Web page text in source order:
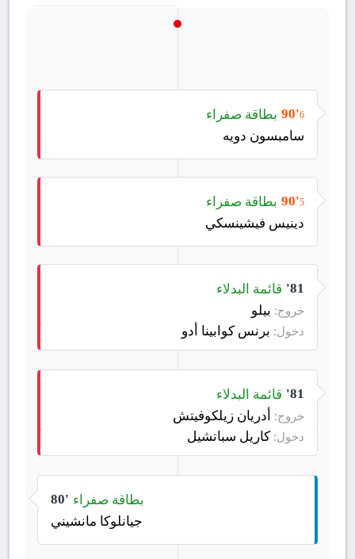
90'6
بطاقة صفراء
سامبسون دويه
90'5
بطاقة صفراء
دينيس فيشينسكي
81' قائمة البدلاء
خروج: بيلو
دخول: برنس كوابينا أدو
81' قائمة البدلاء
خروج: أدريان زيلكوفيتش
دخول: كاريل سباتشيل
80' بطاقة صفراء
جيانلوكا مانشيني